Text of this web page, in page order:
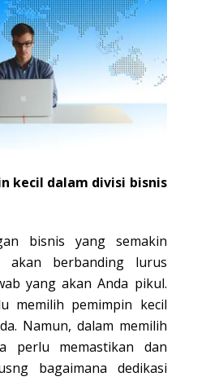
kecil dalam divisi bisnis
bisnis yang semakin
berbanding lurus
yang akan Anda pikul.
memilih pemimpin kecil
Namun, dalam memilih
perlu memastikan dan
bagaimana dedikasi